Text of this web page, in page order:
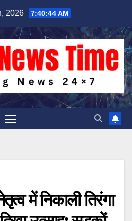
2026 7:40:45 AM
में निकाली तिरंगा